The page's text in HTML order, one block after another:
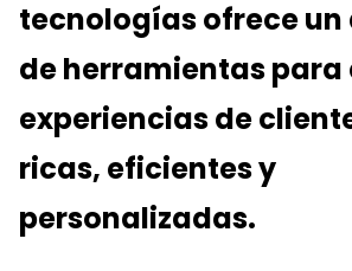
tecnologías ofrece
de herramientas para
experiencias de
ricas, eficientes y
personalizadas.